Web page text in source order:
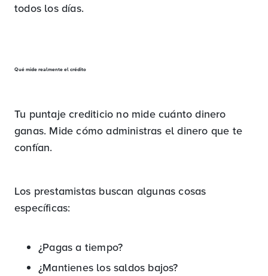
todos los días.
Qué mide realmente el crédito
Tu puntaje crediticio no mide cuánto dinero
ganas. Mide cómo administras el dinero que te
confían.
Los prestamistas buscan algunas cosas
específicas:
¿Pagas a tiempo?
¿Mantienes los saldos bajos?